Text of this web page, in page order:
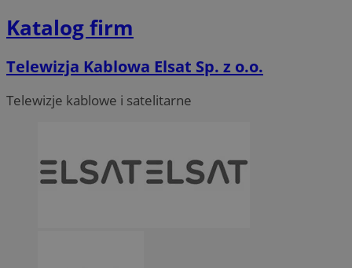
Katalog firm
Telewizja Kablowa Elsat Sp. z o.o.
Telewizje kablowe i satelitarne